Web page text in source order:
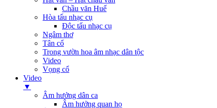
Chầu văn Huế
Hòa tấu nhạc cụ
Độc tấu nhạc cụ
Ngâm thơ
Tân cổ
Trong vườn hoa âm nhạc dân tộc
Video
Vọng cổ
Video
▼
Âm hưởng dân ca
Âm hưởng quan họ